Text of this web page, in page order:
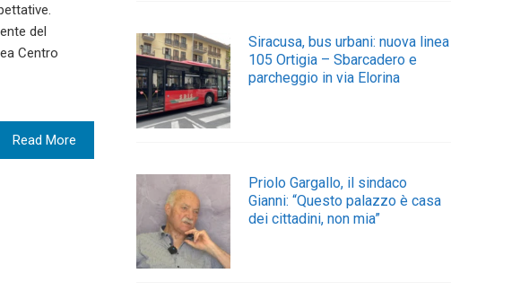
del
Centro
Read More
Siracusa, bus urbani: nuova linea
105 Ortigia – Sbarcadero e
parcheggio in via Elorina
Priolo Gargallo, il sindaco
Gianni: “Questo palazzo è casa
dei cittadini, non mia”